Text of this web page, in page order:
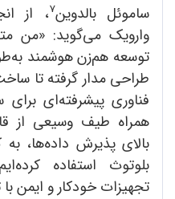
ساموئل بالدوین7، از
وارویک می‌گوید: «من
توسعه هم‌زن هوشمند
طراحی مدار گرفته تا
فناوری پیشرفته‌ای
همراه طیف وسیعی از
بالای پذیرش داده‌ها،
بلوتوث استفاده
تجهیزات خودکار و ایمن